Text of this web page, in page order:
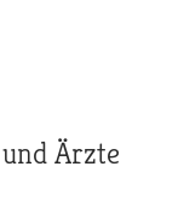
Ärzte